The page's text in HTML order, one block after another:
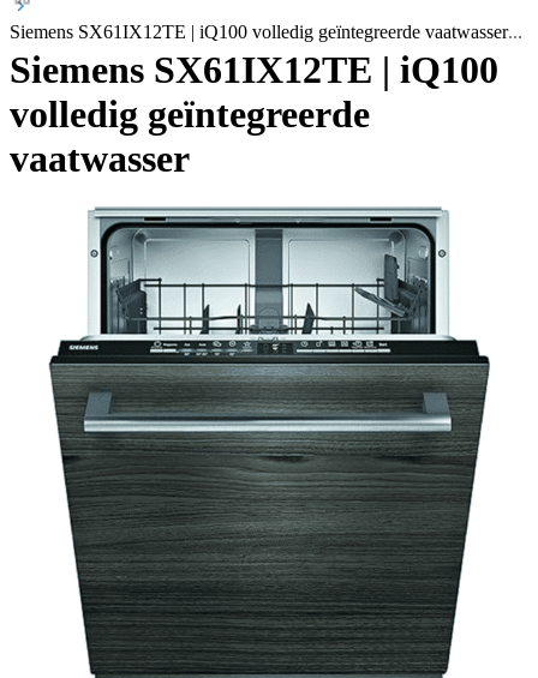
Siemens SX61IX12TE | iQ100 volledig geïntegreerde vaatwasser
Siemens SX61IX12TE | iQ100
volledig geïntegreerde
vaatwasser